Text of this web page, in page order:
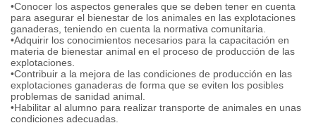
•Conocer los aspectos generales que se deben tener en cuenta
para asegurar el bienestar de los animales en las explotaciones
ganaderas, teniendo en cuenta la normativa comunitaria.
•Adquirir los conocimientos necesarios para la capacitación en
materia de bienestar animal en el proceso de producción de las
explotaciones.
•Contribuir a la mejora de las condiciones de producción en las
explotaciones ganaderas de forma que se eviten los posibles
problemas de sanidad animal.
•Habilitar al alumno para realizar transporte de animales en unas
condiciones adecuadas.